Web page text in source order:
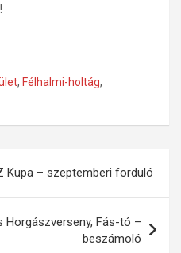
, Félhalmi-holtág,
Kupa – szeptemberi forduló
Horgászverseny, Fás-tó –
beszámoló